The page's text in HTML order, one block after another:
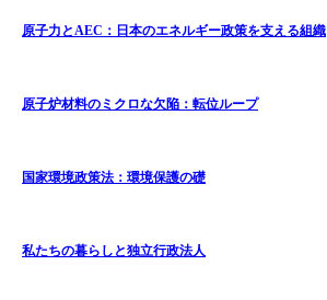
原子力とAEC：日本のエネルギー政策を支える組織
原子炉材料のミクロな欠陥：転位ループ
国家環境政策法：環境保護の礎
私たちの暮らしと独立行政法人